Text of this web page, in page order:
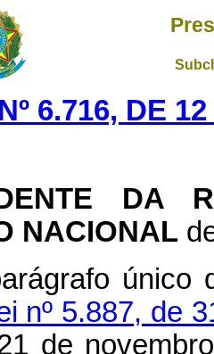
6.716, DE
DA
NACIONAL
único
nº 5.887, de
de